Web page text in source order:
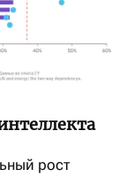
рост